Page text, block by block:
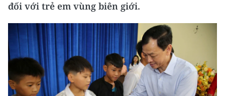
đối với trẻ em vùng biên giới.